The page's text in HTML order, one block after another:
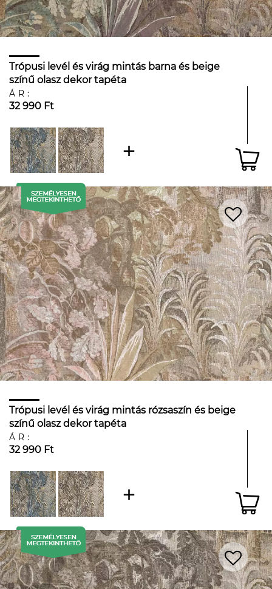
Trópusi levél és virág mintás barna és beige
színű olasz dekor tapéta
ÁR:
32 990 Ft
Trópusi levél és virág mintás rózsaszín és beige
színű olasz dekor tapéta
ÁR:
32 990 Ft